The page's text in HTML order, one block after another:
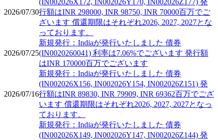
2026/07/30行額はINR 298000, INR 98750, INR 70000百万でご
ざいます 償還期限はそれぞれ2026, 2027, 2027とな
っております。
2026/07/25
新規発行：Indiaが発行いたしました 債券
(IN0020260041) 利率は7.06%でございます 発行額
はINR 170000百万でございます
2026/07/16
新規発行：Indiaが発行いたしました 債券
(IN002026X156, IN002026Y154, IN002026Z151) 発
行額はINR 89830, INR 79909, INR 69362百万でござ
います 償還期限はそれぞれ2026, 2027, 2027となっ
ております。
新規発行：Indiaが発行いたしました 債券
(IN002026X149, IN002026Y147, IN002026Z144) 発